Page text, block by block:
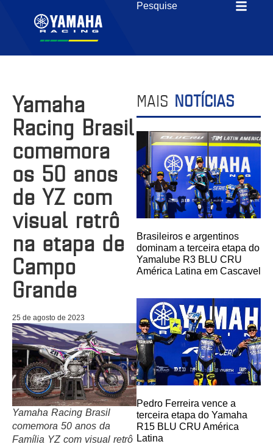
Yamaha
Racing Brasil
comemora
os 50 anos
de YZ com
visual retrô
na etapa de
Campo
Grande
25 de agosto de 2023
Yamaha Racing Brasil
comemora 50 anos da
Família YZ com visual retrô
MAIS NOTÍCIAS
Brasileiros e argentinos
dominam a terceira etapa do
Yamalube R3 BLU CRU
América Latina em Cascavel
Pedro Ferreira vence a
terceira etapa do Yamaha
R15 BLU CRU América
Latina